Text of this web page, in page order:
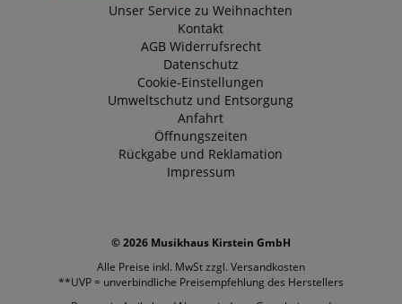
Unser Service zu Weihnachten
Kontakt
AGB Widerrufsrecht
Datenschutz
Cookie-Einstellungen
Umweltschutz und Entsorgung
Anfahrt
Öffnungszeiten
Rückgabe und Reklamation
Impressum
© 2026 Musikhaus Kirstein GmbH
Alle Preise inkl. MwSt zzgl. Versandkosten
**UVP = unverbindliche Preisempfehlung des Herstellers